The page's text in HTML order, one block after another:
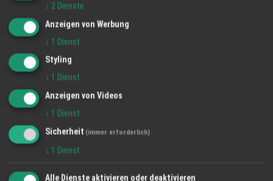
↓ 2 Dienste
Anzeigen von Werbung
↓ 1 Dienst
Styling
↓ 1 Dienst
Anzeigen von Videos
↓ 1 Dienst
Sicherheit (immer erforderlich)
↓ 1 Dienst
Alle Dienste aktivieren oder deaktivieren